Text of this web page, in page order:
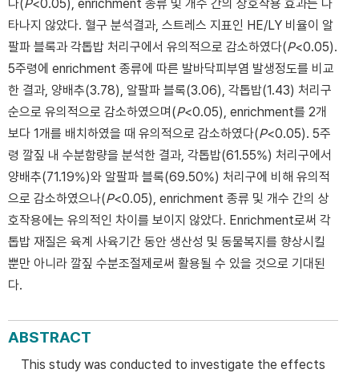
나(P<0.05), enrichment 종류 및 개수 간의 상호작용 효과는 나
타나지 않았다. 혈구 분석결과, 스트레스 지표인 HE/LY 비율이 알
팔파 블록과 각톱밥 처리구에서 유의적으로 감소하였다(P<0.05).
5주령에 enrichment 종류에 따른 발바닥피부염 발생정도를 비교
한 결과, 양배추(3.78), 알팔파 블록(3.06), 각톱밥(1.43) 처리구
순으로 유의적으로 감소하였으며(P<0.05), enrichment를 2개
보다 1개를 배치하였을 때 유의적으로 감소하였다(P<0.05). 5주
령 깔짚 내 수분함량을 분석한 결과, 각톱밥(61.55%) 처리구에서
양배추(71.19%)와 알팔파 블록(69.50%) 처리구에 비해 유의적
으로 감소하였으나(P<0.05), enrichment 종류 및 개수 간의 상
호작용에는 유의적인 차이를 보이지 않았다. Enrichment로써 각
톱밥 재질은 육계 사육기간 동안 생산성 및 동물복지를 향상시킬
뿐만 아니라 깔짚 수분조절제로써 활용될 수 있을 것으로 기대된
다.
ABSTRACT
This study was conducted to investigate the effects